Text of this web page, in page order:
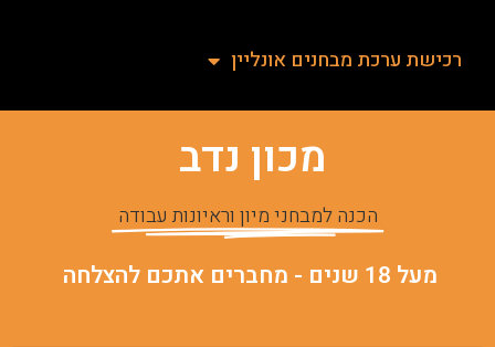
רכישת ערכת מבחנים אונליין
מכון נדב
הכנה למבחני מיון וראיונות עבודה
מעל 18 שנים - מחברים אתכם להצלחה